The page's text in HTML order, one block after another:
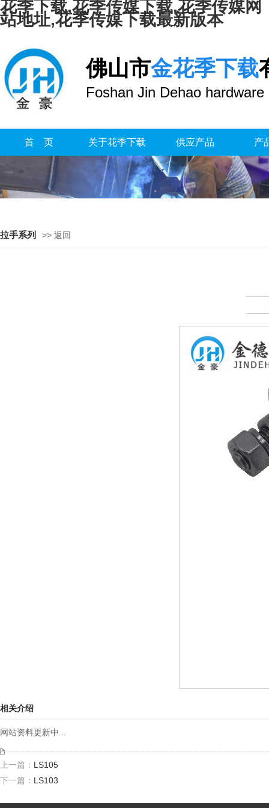
花季下载,花季传媒下载,花季传媒网
站地址,花季传媒下载最新版本
佛山市金花季下载
Foshan Jin Dehao hardware
首 页 关于花季下载 供应产品 产
拉手系列 >> 返回
相关介绍
网站资料更新中...
上一篇： LS105
下一篇： LS103